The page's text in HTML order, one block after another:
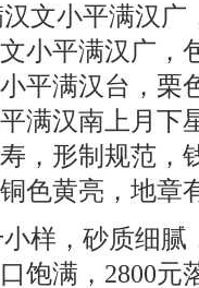
文小平满汉广
小平满汉广，
平满汉台，栗
满汉南上月下
，形制规范，
色黄亮，地章
样，砂质细腻
饱满，2800元